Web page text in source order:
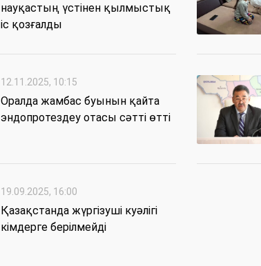
науқастың үстінен қылмыстық
іс қозғалды
12.11.2025, 10:15
Оралда жамбас буынын қайта
эндопротездеу отасы сәтті өтті
19.09.2025, 16:00
Қазақстанда жүргізуші куәлігі
кімдерге берілмейді